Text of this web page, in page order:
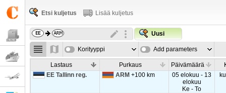
Etsi kuljetus Lisää kuljetus
Uusi
Korityyppi Add parameters
Lastaus Purkaus Päivämäärä
EE Tallinn reg.
ARM+100 km
05 elokuu - 13
elokuu
Ke - To